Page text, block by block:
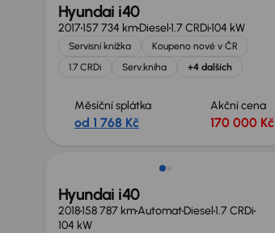
Hyundai i40
2017157 734 kmDiesel1.7 CRDi104 kW
Servisní knížka
Koupeno nové v ČR
1.7 CRDi
Serv.kniha +4 dalších
Měsíční splátka
od 1 768 Kč
Akční cena
170 000 Kč
Hyundai i40
2018158 787 kmAutomatDiesel1.7 CRDi
104 kW